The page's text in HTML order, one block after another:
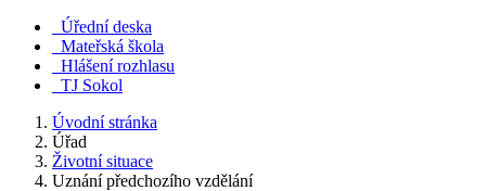
Úřední deska
Mateřská škola
Hlášení rozhlasu
TJ Sokol
Úvodní stránka
Úřad
Životní situace
Uznání předchozího vzdělání